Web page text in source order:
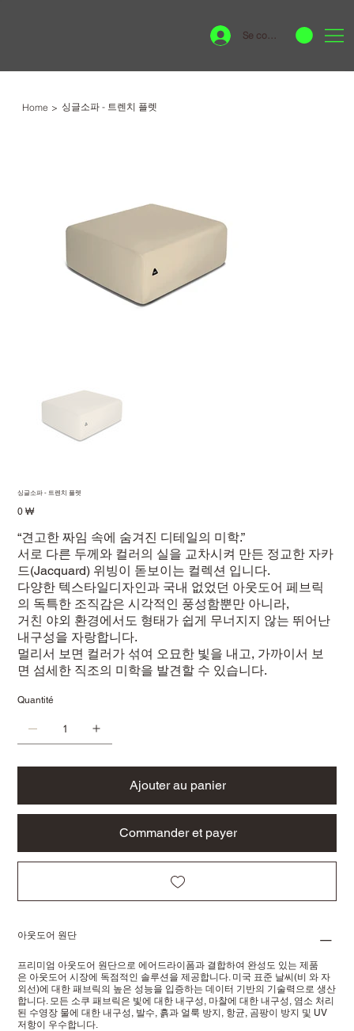
Se connecter
Home > 싱글소파 - 트렌치 플렛
싱글소파 - 트렌치 플렛
Prix
0 ₩
“견고한 짜임 속에 숨겨진 디테일의 미학.”
서로 다른 두께와 컬러의 실을 교차시켜 만든 정교한 자카
드(Jacquard) 위빙이 돋보이는 컬렉션 입니다.
다양한 텍스타일디자인과 국내 없었던 아웃도어 페브릭
의 독특한 조직감은 시각적인 풍성함뿐만 아니라,
거친 야외 환경에서도 형태가 쉽게 무너지지 않는 뛰어난
내구성을 자랑합니다.
멀리서 보면 컬러가 섞여 오묘한 빛을 내고, 가까이서 보
면 섬세한 직조의 미학을 발견할 수 있습니다.
Quantité
Ajouter au panier
Commander et payer
아웃도어 원단
프리미엄 아웃도어 원단으로 에어드라이폼과 결합하여 완성도 있는 제품
은 아웃도어 시장에 독점적인 솔루션을 제공합니다. 미국 표준 날씨(비 와 자
외선)에 대한 패브릭의 높은 성능을 입증하는 데이터 기반의 기술력으로 생산
합니다. 모든 소쿠 패브릭은 빛에 대한 내구성, 마찰에 대한 내구성, 염소 처리
된 수영장 물에 대한 내구성, 발수, 흙과 얼룩 방지, 항균, 곰팡이 방지 및 UV
저항이 우수합니다.